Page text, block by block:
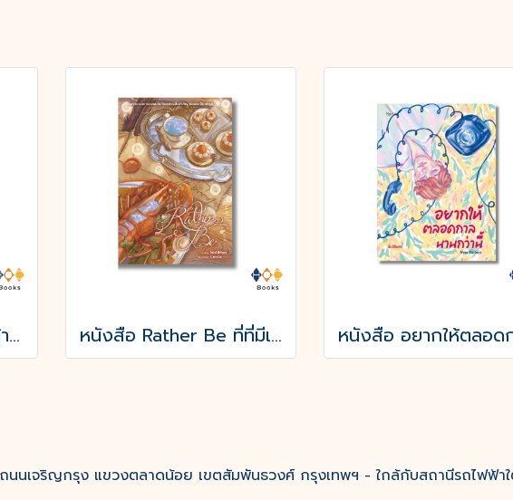
หนังสือ บันทึกจากเขา ถ้าเราไม่ได้เจอกันอีก หนังสือ Rather Be ที่ที่มีเธออยู่
นเจริญกรุง แขวงตลาดน้อย เขตสัมพันธวงศ์ กรุงเทพฯ - ใกล้กับสถานีรถไฟฟ้า